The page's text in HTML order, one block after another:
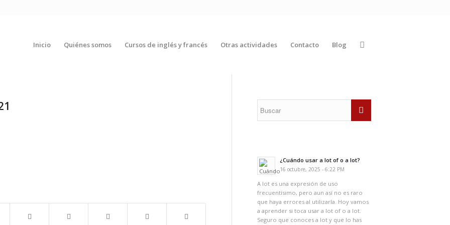
Inicio Quiénes somos Cursos de inglés y francés Otras actividades Contacto Blog
¿Cuándo usar a lot of o a lot?
16 octubre, 2025 - 6:22 PM
A lot es una expresión de uso
frecuentísimo, pero aun así no es raro
que haya errores al utilizarla. Hoy vamos
a aprender si toca usar a lot of o a lot.
Seguro que conoces a lot y que lo has